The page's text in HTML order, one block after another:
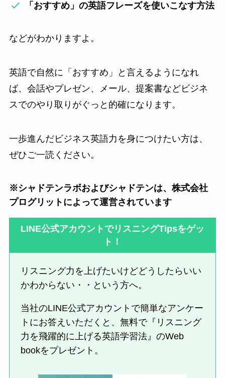
「おすすめ」の英語フレーズを使いこなす方法
などがわかりますよ。
英語で自然に「おすすめ」と言えるようになれ
ば、会話やプレゼン、メール、提案書などビジネ
スでのやり取りがぐっと的確になります。
一歩進んだビジネス英語力を身につけたい方は、
ぜひご一読ください。
※シャドテンラボおよびシャドテンは、株式会社
プログリットによって運営されています
LINE公式アカウントでリスニングTipsをゲッ
ト！
リスニング力を上げたいけどどうしたらいい
かわからない・・という方へ。
当社のLINE公式アカウントで簡単なアンケー
トにお答えいただくと、無料で『リスニング
力を飛躍的に上げる英語学習法』のWeb
bookをプレゼント。